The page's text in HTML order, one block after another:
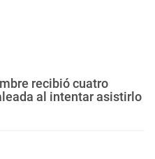
recibió cuatro
al intentar asistirlo